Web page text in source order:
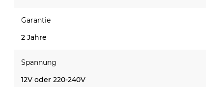
Garantie
2 Jahre
Spannung
12V oder 220-240V